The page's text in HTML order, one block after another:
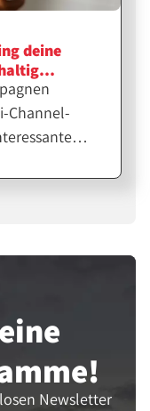
deine
Channel-
Strategie
Newsletter